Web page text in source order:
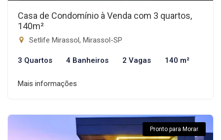
Casa de Condomínio à Venda com 3 quartos,
140m²
Setlife Mirassol, Mirassol-SP
3 Quartos 4 Banheiros 2 Vagas 140 m²
Mais informações
Pronto para Morar